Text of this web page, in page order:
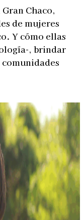
Chaco,
de mujeres
Y cómo ellas
, brindar